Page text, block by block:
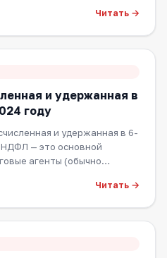
Читать →
и удержанная в
году
и удержанная в 6-
— это основной
агенты (обычно…
Читать →